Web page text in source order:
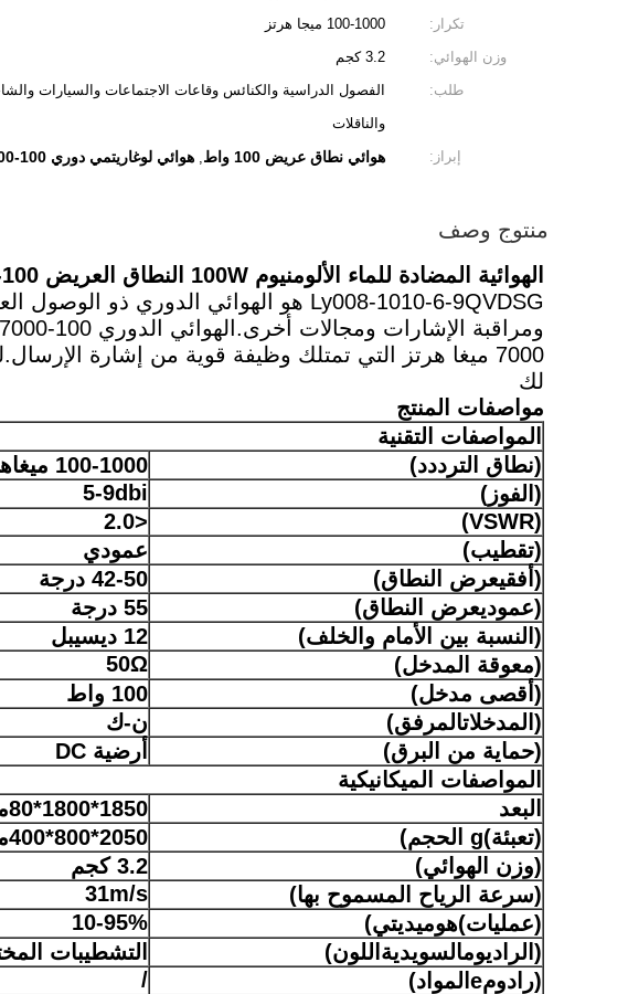
تكرار:
100-1000 ميجا هرتز
وزن الهوائي:
3.2 كجم
طلب:
الفصول الدراسية والكنائس وقاعات الاجتماعات والسيارات
والناقلات
إبراز: هوائي نطاق عريض 100 واط , هوائي لوغاريتمي دوري 100-1000 ميجاهرتز
منتوج وصف
الهوائية المضادة للماء الألومنيوم 100W النطاق العريض 100-1000mhz لوغ الهوائي الدوري
لك
مواصفات المنتج
المواصفات التقنية
(نطاق الترددد)
100-1000 ميغاهرتز
(الفوز)
5-9dbi
(
VSWR)
<2.0
(تقطيب)
عمودي
(أفقيعرض النطاق)
42-50 درجة
(عموديعرض النطاق)
55 درجة
(النسبة بين الأمام والخلف)
12 ديسيبل
(معوقة المدخل)
50Ω
(أقصى مدخل)
100 واط
( المدخلاتالمرفق)
ن-ك
(حماية من البرق)
أرضية DC
المواصفات الميكانيكية
البعد
1850*1800*80
(تعبئة)g الحجم)
2050*800*400ملم ((7قطعة)
(وزن الهوائي)
3.2 كجم
(سرعة الرياح المسموح بها)
31m/s
(عمليات)هوميديتي)
10-95%
( الراديومالسويدية اللون)
التشطيبات
(رادومe المواد)
/